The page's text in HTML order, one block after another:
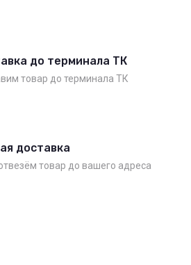
до терминала ТК
товар до терминала ТК
доставка
товар до вашего адреса